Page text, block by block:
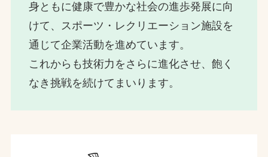
身ともに健康で豊かな社会の進歩発展に向
けて、スポーツ・レクリエーション施設を
通じて企業活動を進めています。
これからも技術力をさらに進化させ、飽く
なき挑戦を続けてまいります。